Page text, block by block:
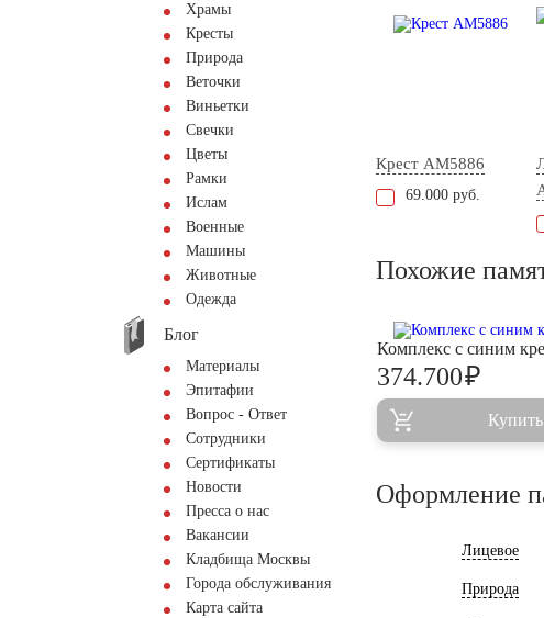
Храмы
Кресты
Природа
Веточки
Виньетки
Свечки
Цветы
Рамки
Ислам
Военные
Машины
Животные
Одежда
Блог
Материалы
Эпитафии
Вопрос - Ответ
Сотрудники
Сертификаты
Новости
Пресса о нас
Вакансии
Кладбища Москвы
Города обслуживания
Карта сайта
Крест AM5886
69.000 руб.
Похожие
Комплекс с синим
374.700₽
Купить
Оформление
Лицевое
Природа